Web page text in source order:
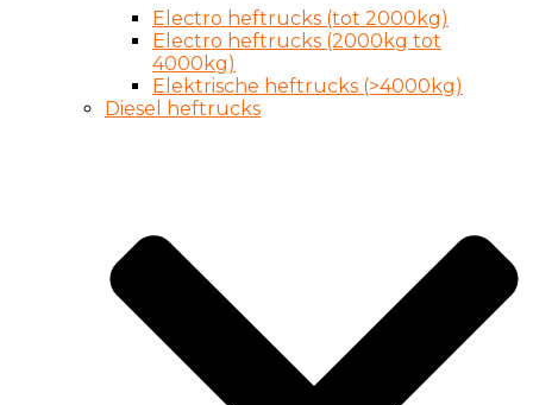
Electro heftrucks (tot 2000kg)
Electro heftrucks (2000kg tot
4000kg)
Elektrische heftrucks (>4000kg)
Diesel heftrucks